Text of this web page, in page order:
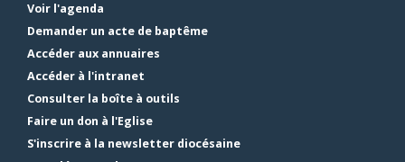
Voir l'agenda
Demander un acte de baptême
Accéder aux annuaires
Accéder à l'intranet
Consulter la boîte à outils
Faire un don à l'Eglise
S'inscrire à la newsletter diocésaine